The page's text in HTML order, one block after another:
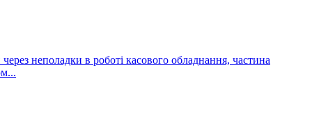
неполадки в роботі касового обладнання, частина